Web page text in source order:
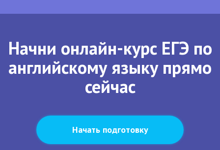
Начни онлайн-курс ЕГЭ по
английскому языку прямо
сейчас
Начать подготовку